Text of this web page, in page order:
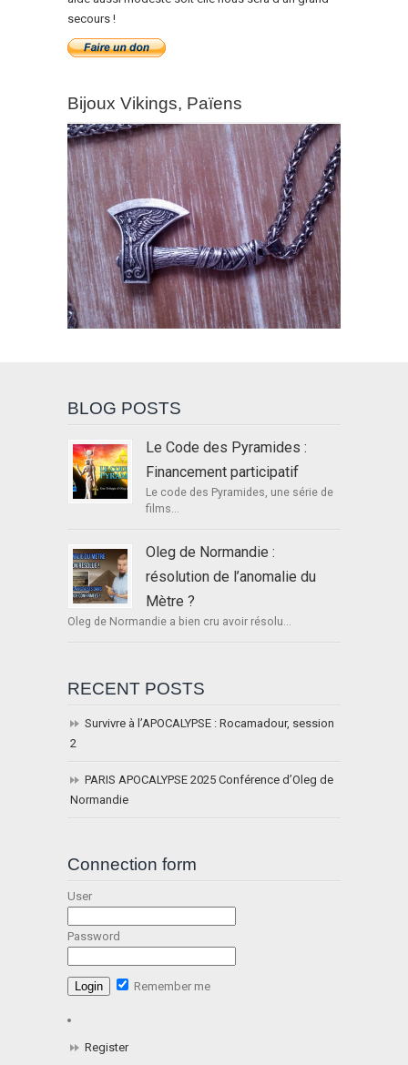
secours !
Bijoux Vikings, Païens
BLOG POSTS
Le Code des Pyramides :
Financement participatif
Le code des Pyramides, une série de
films...
Oleg de Normandie :
résolution de l’anomalie du
Mètre ?
Oleg de Normandie a bien cru avoir résolu...
RECENT POSTS
Survivre à l’APOCALYPSE : Rocamadour, session
2
PARIS APOCALYPSE 2025 Conférence d’Oleg de
Normandie
Connection form
User
Password
Remember me
Register